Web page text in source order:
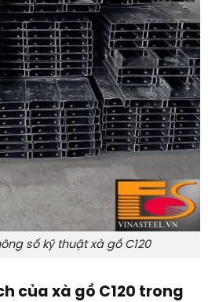
số kỹ thuật xà gồ C120
của xà gồ C120 trong